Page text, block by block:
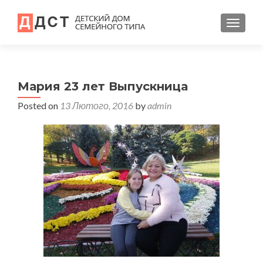
Мария 23 лет Выпускница
Posted on 13 Лютого, 2016 byadmin